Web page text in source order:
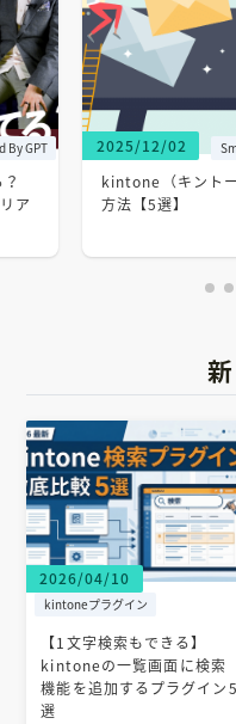
Smart at event
Smart at GATE for LINE
みやすい解析
By GPT
ア
2025/12/02
kintone（キント
方法【5選】
2026/04/10
kintoneプラグイン
【1文字検索もできる】
kintoneの一覧画面に検索
機能を追加するプラグイン5
選